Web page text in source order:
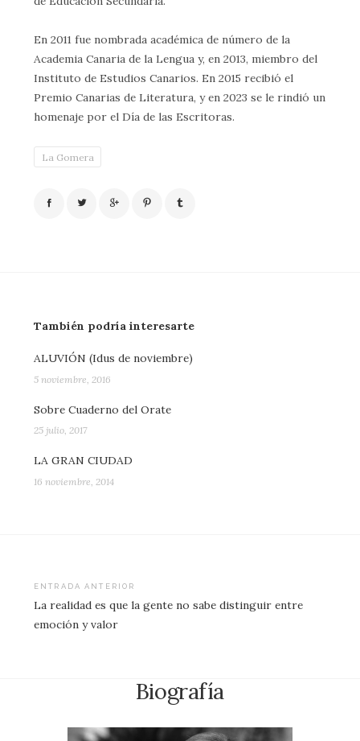
En 2011 fue nombrada académica de número de la
Academia Canaria de la Lengua y, en 2013, miembro del
Instituto de Estudios Canarios. En 2015 recibió el
Premio Canarias de Literatura, y en 2023 se le rindió un
homenaje por el Día de las Escritoras.
La Gomera
También podría interesarte
ALUVIÓN (Idus de noviembre)
5 noviembre, 2016
Sobre Cuaderno del Orate
25 julio, 2017
LA GRAN CIUDAD
16 noviembre, 2014
Navegación
de
ENTRADA ANTERIOR
La realidad es que la gente no sabe distinguir entre
emoción y valor
Biografía